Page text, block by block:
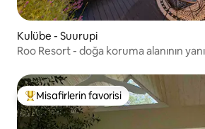
Kulübe - Suurupi
Roo Resort - doğa koruma alanının
Misafirlerin favorilerinden en
Misafirlerin favorisi